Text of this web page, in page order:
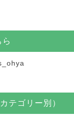
テゴリー別）